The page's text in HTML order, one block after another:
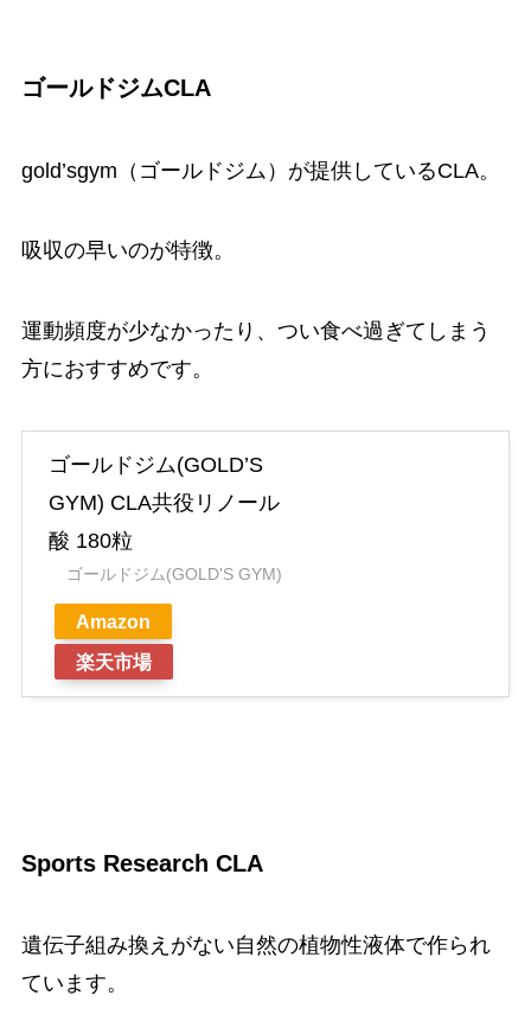
ゴールドジムCLA
gold’sgym（ゴールドジム）が提供しているCLA。
吸収の早いのが特徴。
運動頻度が少なかったり、つい食べ過ぎてしまう
方におすすめです。
ゴールドジム(GOLD’S
GYM) CLA共役リノール
酸 180粒
ゴールドジム(GOLD'S GYM)
Amazon
楽天市場
Sports Research CLA
遺伝子組み換えがない自然の植物性液体で作られ
ています。